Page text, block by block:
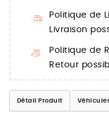
Politique de
Livraison
Politique de
Retour
Détail Produit